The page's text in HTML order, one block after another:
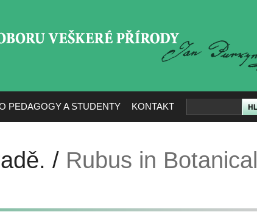
PEDAGOGY A STUDENTY KONTAKT
/ Rubus in Botanical